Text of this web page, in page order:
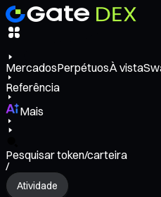
MercadosPerpétuosÀ vista
Referência
Mais
Pesquisar token/carteira
/
Atividade